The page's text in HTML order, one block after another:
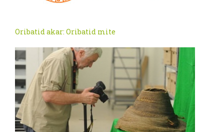
Oribatid akar: Oribatid mite